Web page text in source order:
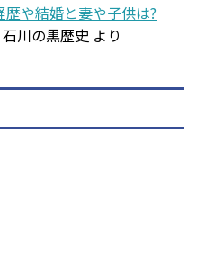
や結婚と妻や子供は?
石川の黒歴史 より